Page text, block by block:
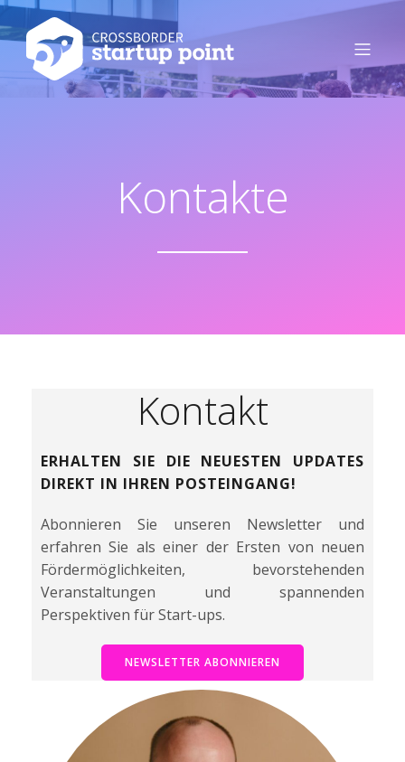
Kontakte
Kontakt
ERHALTEN SIE DIE NEUESTEN UPDATES
DIREKT IN IHREN POSTEINGANG!
Abonnieren Sie unseren Newsletter und
erfahren Sie als einer der Ersten von neuen
Fördermöglichkeiten, bevorstehenden
Veranstaltungen und spannenden
Perspektiven für Start-ups.
NEWSLETTER ABONNIEREN